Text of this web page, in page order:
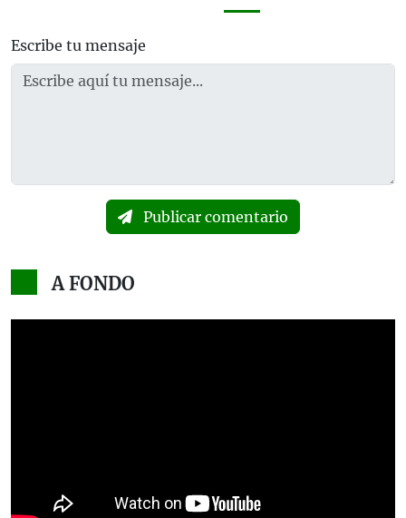
Escribe tu mensaje
Publicar comentario
A FONDO